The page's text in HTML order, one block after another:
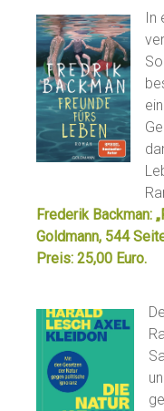
In
Frederik Backman:
Goldmann, 544
Preis: 25,00 Euro.